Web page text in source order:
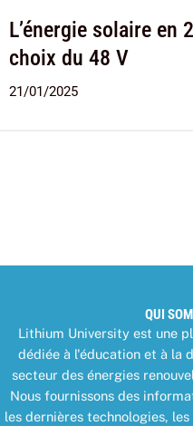
L’énergie solaire en
choix du 48 V
21/01/2025
QUI
Lithium University est une
dédiée à l'éducation et à la
secteur des énergies
Nous fournissons des
les dernières technologies,